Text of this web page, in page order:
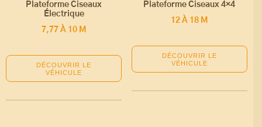
Plateforme Ciseaux
Électrique
7,77 À 10 M
Plateforme Ciseaux 4×4
12 À 18 M